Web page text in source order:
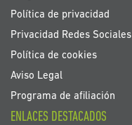
Política de privacidad
Privacidad Redes Sociales
Política de cookies
Aviso Legal
Programa de afiliación
ENLACES DESTACADOS